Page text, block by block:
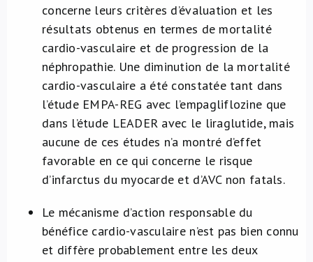
concerne leurs critères d’évaluation et les
résultats obtenus en termes de mortalité
cardio-vasculaire et de progression de la
néphropathie. Une diminution de la mortalité
cardio-vasculaire a été constatée tant dans
l’étude EMPA-REG avec l’empagliflozine que
dans l’étude LEADER avec le liraglutide, mais
aucune de ces études n’a montré d’effet
favorable en ce qui concerne le risque
d’infarctus du myocarde et d’AVC non fatals.
Le mécanisme d’action responsable du
bénéfice cardio-vasculaire n’est pas bien connu
et diffère probablement entre les deux